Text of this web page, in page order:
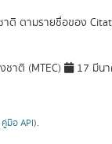
ติ ตามรายชื่อของ
ชาติ (MTEC) 17 มีน
คู่มือ API).